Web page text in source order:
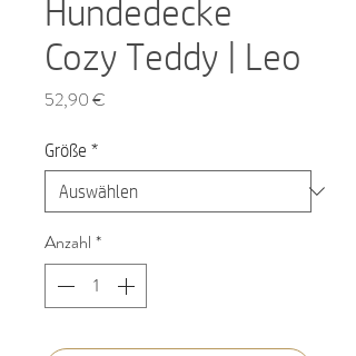
Hundedecke
Cozy Teddy | Leo
52,90 €
Größe *
Anzahl *